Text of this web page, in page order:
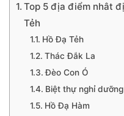
Top 5 địa điểm nhât
Tẻh
Hồ Đạ Tẻh
Thác Đắk La
Đèo Con Ó
Biệt thự nghỉ
Hồ Đạ Hàm